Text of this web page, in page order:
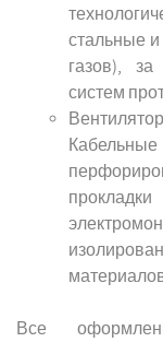
стальные
газов),
систем
Кабельные
Все